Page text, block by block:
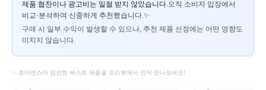
제품 협찬이나 광고비는 일절 받지 않았습니다.오직 소비자 입장에서
비교·분석하여 신중하게 추천했습니다.✨
구매 시 일부 수익이 발생할 수 있으나, 추천 제품 선정에는 어떤 영향도
미치지 않습니다.
✨ 초이센스가 엄선한 베스트 제품을 프리뷰에서 먼저 만나보세요!